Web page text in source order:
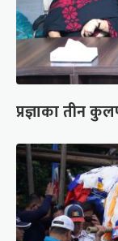
प्रज्ञाका तीन